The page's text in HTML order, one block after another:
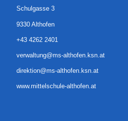
Schulgasse 3
9330 Althofen
+43 4262 2401
verwaltung@ms-althofen.ksn.at
direktion@ms-althofen.ksn.at
www.mittelschule-althofen.at